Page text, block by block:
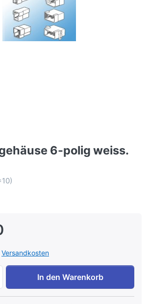
6-polig weiss.
Versandkosten
In den Warenkorb